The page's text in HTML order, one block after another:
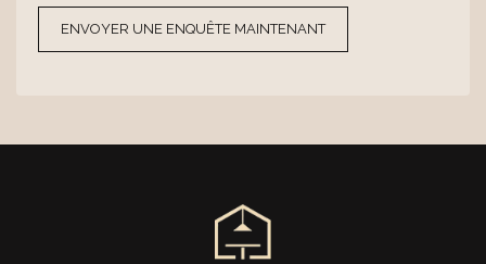
ENVOYER UNE ENQUÊTE MAINTENANT